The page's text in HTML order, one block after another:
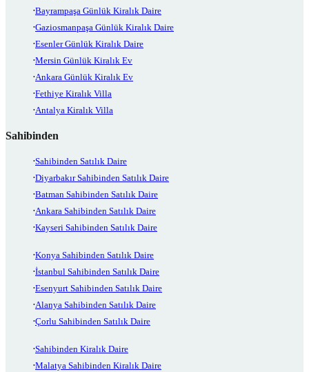
Bayrampaşa Günlük Kiralık Daire
Gaziosmanpaşa Günlük Kiralık Daire
Esenler Günlük Kiralık Daire
Mersin Günlük Kiralık Ev
Ankara Günlük Kiralık Ev
Fethiye Kiralık Villa
Antalya Kiralık Villa
Sahibinden
Sahibinden Satılık Daire
Diyarbakır Sahibinden Satılık Daire
Batman Sahibinden Satılık Daire
Ankara Sahibinden Satılık Daire
Kayseri Sahibinden Satılık Daire
Konya Sahibinden Satılık Daire
İstanbul Sahibinden Satılık Daire
Esenyurt Sahibinden Satılık Daire
Alanya Sahibinden Satılık Daire
Çorlu Sahibinden Satılık Daire
Sahibinden Kiralık Daire
Malatya Sahibinden Kiralık Daire